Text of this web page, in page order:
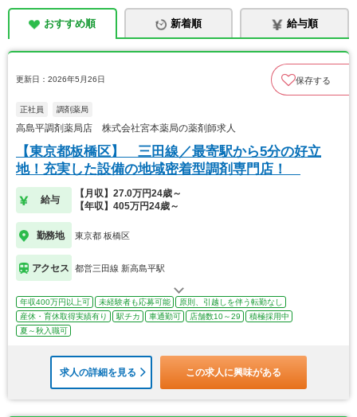
おすすめ順 新着順 給与順
更新日：2026年5月26日 保存する
正社員 調剤薬局
高島平調剤薬局店 株式会社宮本薬局の薬剤師求人
【東京都板橋区】 三田線／最寄駅から5分の好立
地！充実した設備の地域密着型調剤専門店！
給与
【月収】27.0万円24歳～
【年収】405万円24歳～
勤務地 東京都 板橋区
アクセス 都営三田線 新高島平駅
年収400万円以上可 未経験者も応募可能
原則、引越しを伴う転勤なし
産休・育休取得実績有り
駅チカ 車通勤可 店舗数10～29
積極採用中
夏～秋入職可
求人の詳細を見る この求人に興味がある